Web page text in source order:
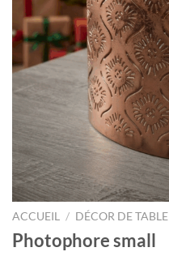
ACCUEIL / DÉCOR DE TABLE
Photophore small